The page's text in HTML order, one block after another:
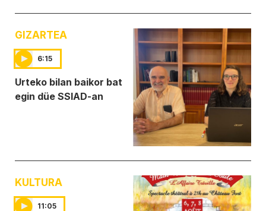
GIZARTEA
6:15
Urteko bilan baikor bat
egin düe SSIAD-an
KULTURA
11:05